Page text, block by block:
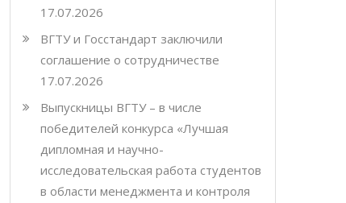
17.07.2026
ВГТУ и Госстандарт заключили
соглашение о сотрудничестве
17.07.2026
Выпускницы ВГТУ – в числе
победителей конкурса «Лучшая
дипломная и научно-
исследовательская работа студентов
в области менеджмента и контроля